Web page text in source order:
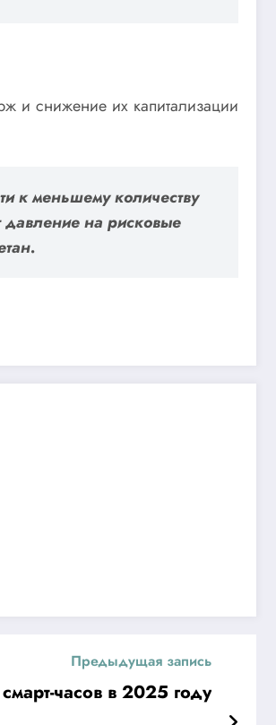
и снижение их капитализации
к меньшему количеству
на рисковые
Предыдущая запись
часов в 2025 году